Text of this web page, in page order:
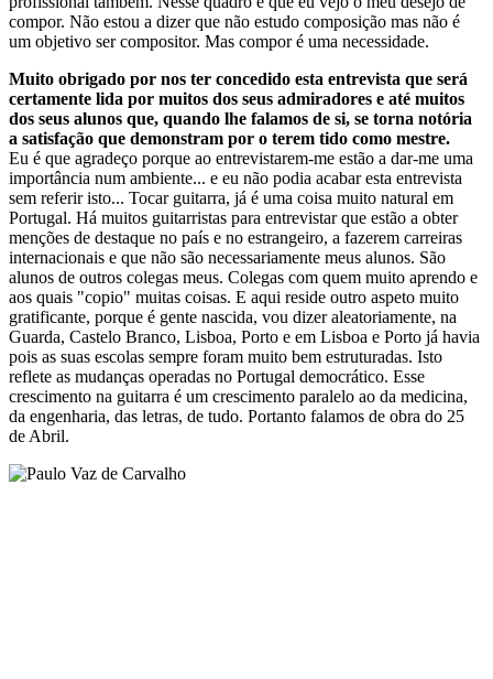
compor. Não estou a dizer que não estudo composição mas não é
um objetivo ser compositor. Mas compor é uma necessidade.
Muito obrigado por nos ter concedido esta entrevista que será
certamente lida por muitos dos seus admiradores e até muitos
dos seus alunos que, quando lhe falamos de si, se torna notória
a satisfação que demonstram por o terem tido como mestre.
Eu é que agradeço porque ao entrevistarem-me estão a dar-me uma
importância num ambiente... e eu não podia acabar esta entrevista
sem referir isto... Tocar guitarra, já é uma coisa muito natural em
Portugal. Há muitos guitarristas para entrevistar que estão a obter
menções de destaque no país e no estrangeiro, a fazerem carreiras
internacionais e que não são necessariamente meus alunos. São
alunos de outros colegas meus. Colegas com quem muito aprendo e
aos quais "copio" muitas coisas. E aqui reside outro aspeto muito
gratificante, porque é gente nascida, vou dizer aleatoriamente, na
Guarda, Castelo Branco, Lisboa, Porto e em Lisboa e Porto já havia
pois as suas escolas sempre foram muito bem estruturadas. Isto
reflete as mudanças operadas no Portugal democrático. Esse
crescimento na guitarra é um crescimento paralelo ao da medicina,
da engenharia, das letras, de tudo. Portanto falamos de obra do 25
de Abril.